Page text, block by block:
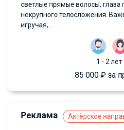
светлые прямые волосы, глаза
некрупного телосложения.
игручая,...
1 - 2 лет
85 000 ₽ за
Реклама Актёрское